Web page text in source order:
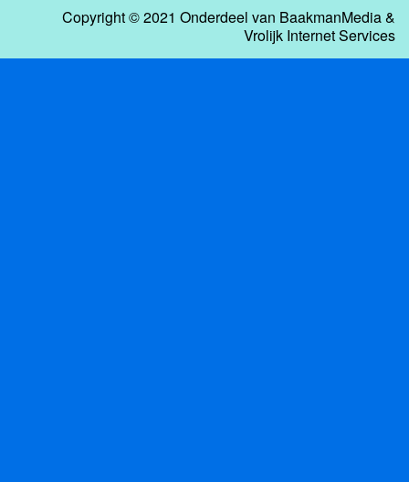
Copyright © 2021 Onderdeel van BaakmanMedia&
Vrolijk Internet Services